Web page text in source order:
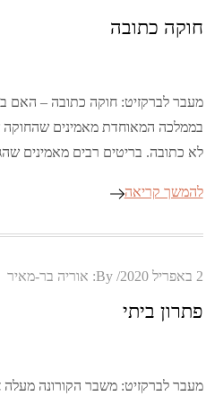
חוקה כתובה
מעבר לברקזיט: חוקה כתובה – האם
בממלכה המאוחדת מאמינים
לא כתובה. בריטים רבים מאמינים
להמשך קריאה
Posted
2 באפריל 2020 By: אוריה בר-מאיר
פתרון ביתי
מעבר לברקזיט: משבר הקורונה מעלה